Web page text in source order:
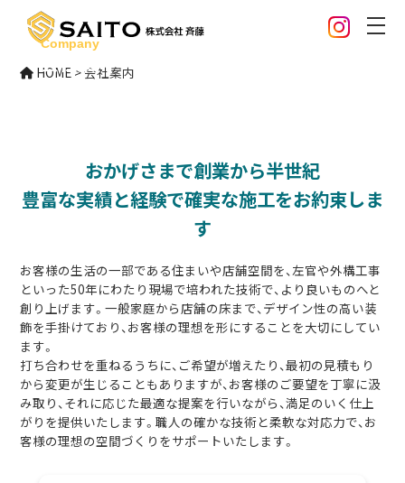
Company
会社案内
HOME >会社案内
おかげさまで創業から半世紀
豊富な実績と経験で確実な施工をお約束しま
す
お客様の生活の一部である住まいや店舗空間を、左官や外構工事
といった50年にわたり現場で培われた技術で、より良いものへと
創り上げます。一般家庭から店舗の床まで、デザイン性の高い装
飾を手掛けており、お客様の理想を形にすることを大切にしてい
ます。
打ち合わせを重ねるうちに、ご希望が増えたり、最初の見積もり
から変更が生じることもありますが、お客様のご要望を丁寧に汲
み取り、それに応じた最適な提案を行いながら、満足のいく仕上
がりを提供いたします。職人の確かな技術と柔軟な対応力で、お
客様の理想の空間づくりをサポートいたします。